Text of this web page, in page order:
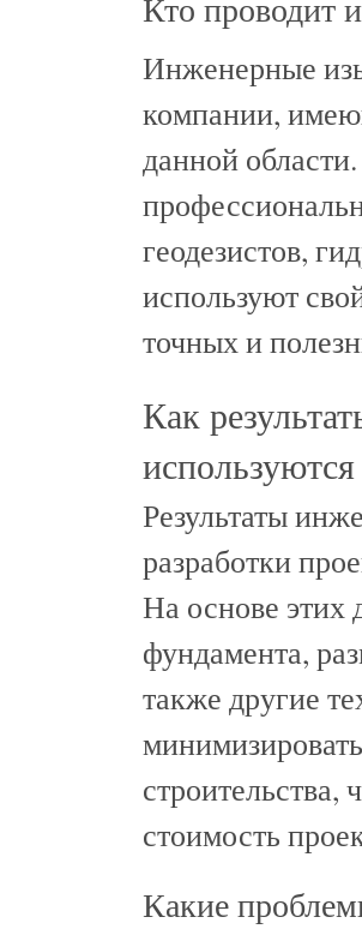
Инженерные
компании,
данной
геодезистов,
используют
точных и
Как
Результаты
разработки
На основе этих
фундамента,
также другие
строительства,
стоимость
Какие